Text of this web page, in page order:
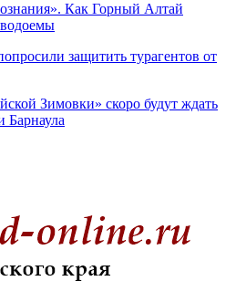
Как Горный Алтай
водоемы
защитить турагентов от
Зимовки» скоро будут ждать
Барнаула